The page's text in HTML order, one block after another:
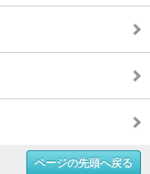
ページの先頭へ戻る